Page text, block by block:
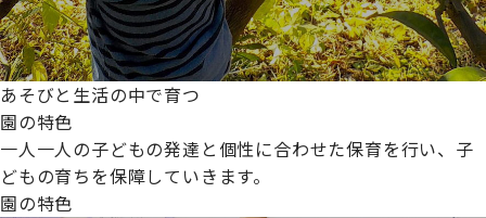
あそびと生活の中で育つ
園の特色
一人一人の子どもの発達と個性に合わせた保育を行い、子
どもの育ちを保障していきます。
園の特色